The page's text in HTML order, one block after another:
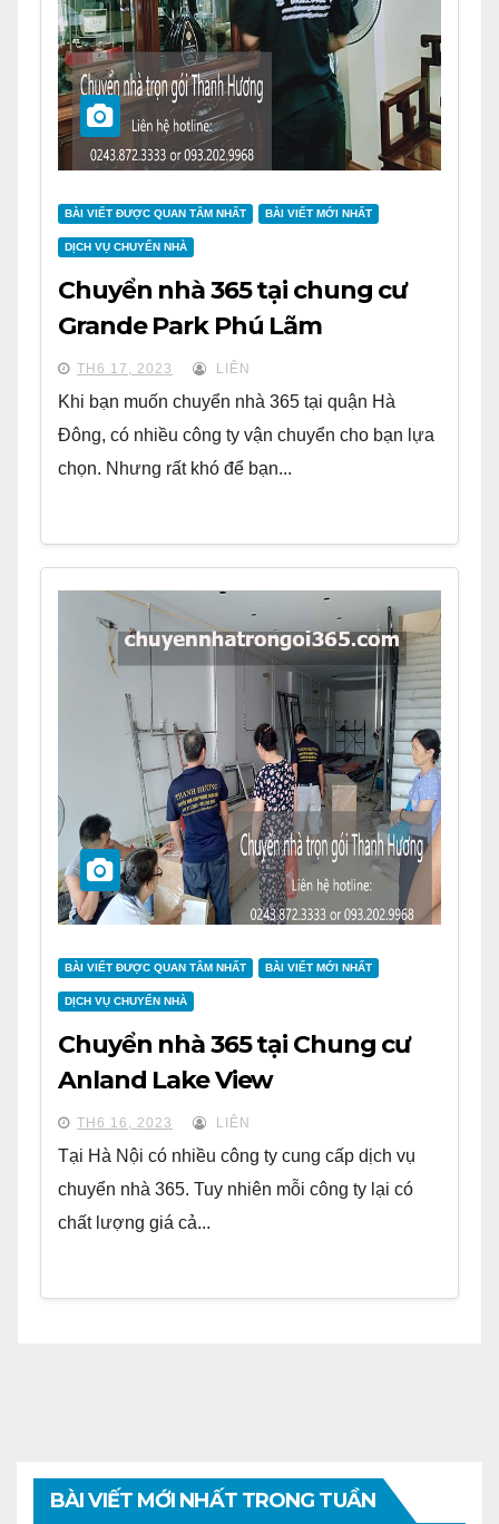
BÀI VIẾT ĐƯỢC QUAN TÂM NHẤT BÀI VIẾT MỚI NHẤT
DỊCH VỤ CHUYỂN NHÀ
Chuyển nhà 365 tại chung cư
Grande Park Phú Lãm
TH6 17, 2023 LIÊN
Khi bạn muốn chuyển nhà 365 tại quận Hà
Đông, có nhiều công ty vận chuyển cho bạn lựa
chọn. Nhưng rất khó để bạn...
BÀI VIẾT ĐƯỢC QUAN TÂM NHẤT BÀI VIẾT MỚI NHẤT
DỊCH VỤ CHUYỂN NHÀ
Chuyển nhà 365 tại Chung cư
Anland Lake View
TH6 16, 2023 LIÊN
Tại Hà Nội có nhiều công ty cung cấp dịch vụ
chuyển nhà 365. Tuy nhiên mỗi công ty lại có
chất lượng giá cả...
BÀI VIẾT MỚI NHẤT TRONG TUẦN